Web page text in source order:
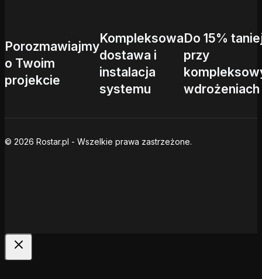
Porozmawiajmy
o Twoim
projekcie
Kompleksowa
dostawa i
instalacja
systemu
Do 15%
przy
wdrożeniach
© 2026 Rostar.pl - Wszelkie prawa zastrzeżone.